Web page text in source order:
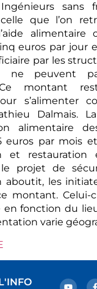
Ingénieurs sans
que l’on
alimentaire
euros par jour
par les
ne peuvent
montant
s’alimenter
Dalmais.
alimentaire
euros par mois
et restauration
projet de
aboutit, les
montant. Celui-
en fonction du
varie